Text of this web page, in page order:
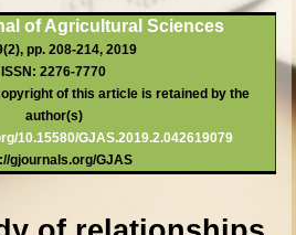
of Agricultural Sciences
pp. 208-214, 2019
ISSN: 2276-7770
of this article is retained by the
author(s)
10.15580/GJAS.2019.2.042619079
gjournals.org/GJAS